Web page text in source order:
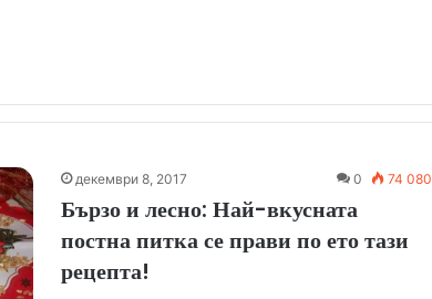
декември 8, 2017 0 74 080
Бързо и лесно: Най-вкусната
постна питка се прави по ето тази
рецепта!